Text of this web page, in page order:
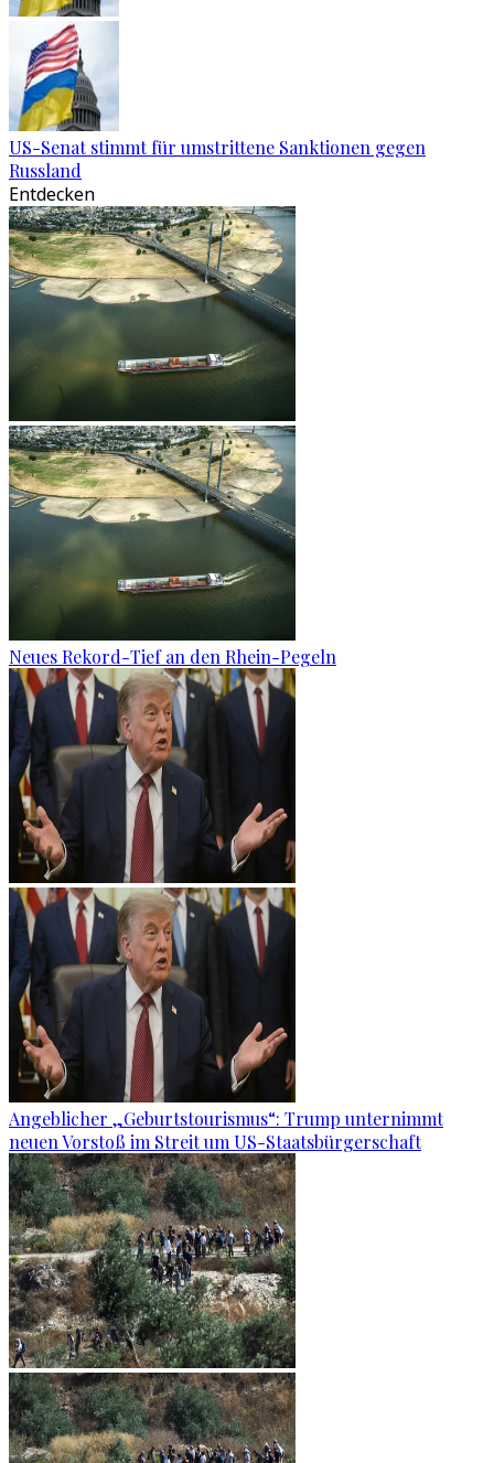
US-Senat stimmt für umstrittene Sanktionen gegen
Russland
Entdecken
Neues Rekord-Tief an den Rhein-Pegeln
Angeblicher „Geburtstourismus“: Trump unternimmt
neuen Vorstoß im Streit um US-Staatsbürgerschaft